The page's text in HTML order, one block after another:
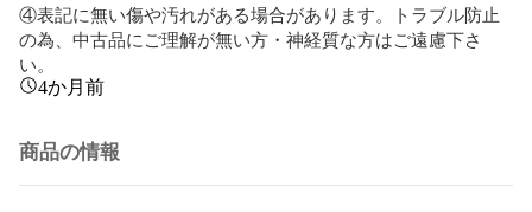
④表記に無い傷や汚れがある場合があります。トラブル防止
の為、中古品にご理解が無い方・神経質な方はご遠慮下さ
い。
4か月前
商品の情報